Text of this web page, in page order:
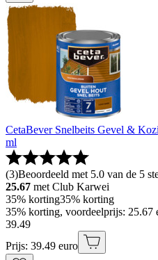
CetaBever Snelbeits Gevel &
ml
(3)Beoordeeld met 5.0 van de 5
25.67 met Club Karwei
35% korting35% korting
35% korting, voordeelprijs: 25.67
39.49
Prijs: 39.49 euro